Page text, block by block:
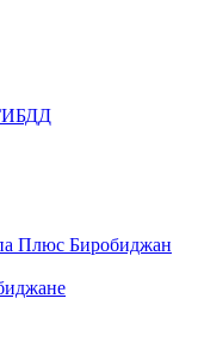
Плюс Биробиджан